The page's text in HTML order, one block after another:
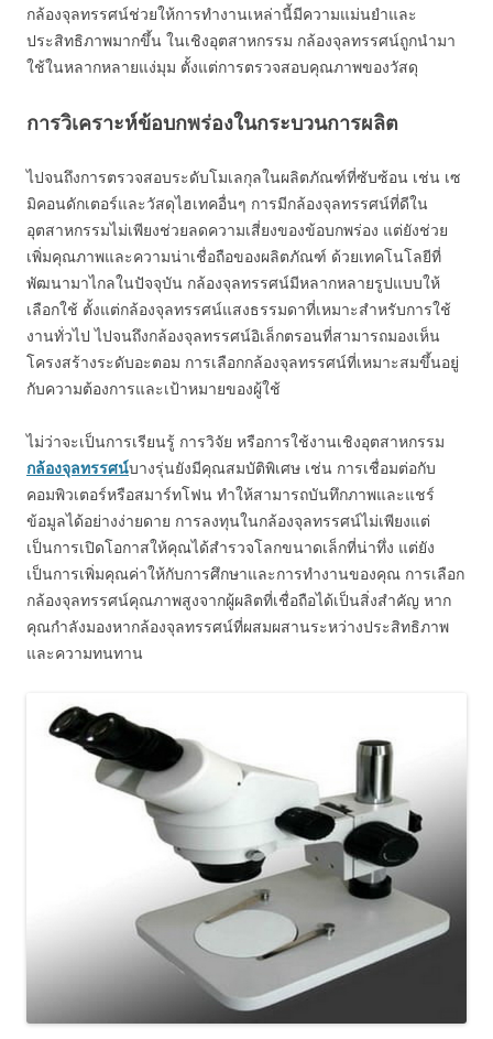
กล้องจุลทรรศน์ช่วยให้การทำงานเหล่านี้มีความแม่นยำและ
ประสิทธิภาพมากขึ้น ในเชิงอุตสาหกรรม กล้องจุลทรรศน์ถูกนำมา
ใช้ในหลากหลายแง่มุม ตั้งแต่การตรวจสอบคุณภาพของวัสดุ
การวิเคราะห์ข้อบกพร่องในกระบวนการผลิต
ไปจนถึงการตรวจสอบระดับโมเลกุลในผลิตภัณฑ์ที่ซับซ้อน เช่น เซ
มิคอนดักเตอร์และวัสดุไฮเทคอื่นๆ การมีกล้องจุลทรรศน์ที่ดีใน
อุตสาหกรรมไม่เพียงช่วยลดความเสี่ยงของข้อบกพร่อง แต่ยังช่วย
เพิ่มคุณภาพและความน่าเชื่อถือของผลิตภัณฑ์ ด้วยเทคโนโลยีที่
พัฒนามาไกลในปัจจุบัน กล้องจุลทรรศน์มีหลากหลายรูปแบบให้
เลือกใช้ ตั้งแต่กล้องจุลทรรศน์แสงธรรมดาที่เหมาะสำหรับการใช้
งานทั่วไป ไปจนถึงกล้องจุลทรรศน์อิเล็กตรอนที่สามารถมองเห็น
โครงสร้างระดับอะตอม การเลือกกล้องจุลทรรศน์ที่เหมาะสมขึ้นอยู่
กับความต้องการและเป้าหมายของผู้ใช้
ไม่ว่าจะเป็นการเรียนรู้ การวิจัย หรือการใช้งานเชิงอุตสาหกรรม
กล้องจุลทรรศน์บางรุ่นยังมีคุณสมบัติพิเศษ เช่น การเชื่อมต่อกับ
คอมพิวเตอร์หรือสมาร์ทโฟน ทำให้สามารถบันทึกภาพและแชร์
ข้อมูลได้อย่างง่ายดาย การลงทุนในกล้องจุลทรรศน์ไม่เพียงแต่
เป็นการเปิดโอกาสให้คุณได้สำรวจโลกขนาดเล็กที่น่าทึ่ง แต่ยัง
เป็นการเพิ่มคุณค่าให้กับการศึกษาและการทำงานของคุณ การเลือก
กล้องจุลทรรศน์คุณภาพสูงจากผู้ผลิตที่เชื่อถือได้เป็นสิ่งสำคัญ หาก
คุณกำลังมองหากล้องจุลทรรศน์ที่ผสมผสานระหว่างประสิทธิภาพ
และความทนทาน